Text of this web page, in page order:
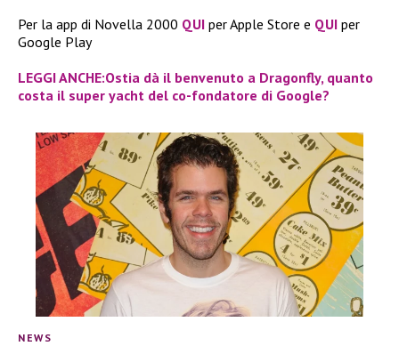
Per la app di Novella 2000 QUI per Apple Store e QUI per
Google Play
LEGGI ANCHE:Ostia dà il benvenuto a Dragonfly, quanto
costa il super yacht del co-fondatore di Google?
NEWS